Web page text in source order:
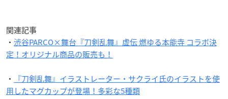
関連記事
・ 渋谷PARCO×舞台『刀剣乱舞』虚伝 燃ゆる本能寺 コラボ決
定！オリジナル商品の販売も！
・
『刀剣乱舞』イラストレーター・サクライ氏のイラストを使
用したマグカップが登場！多彩な5種類